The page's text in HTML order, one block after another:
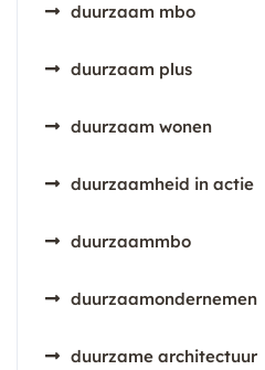
duurzaam mbo
duurzaam plus
duurzaam wonen
duurzaamheid in actie
duurzaammbo
duurzaamondernemen
duurzame architectuur